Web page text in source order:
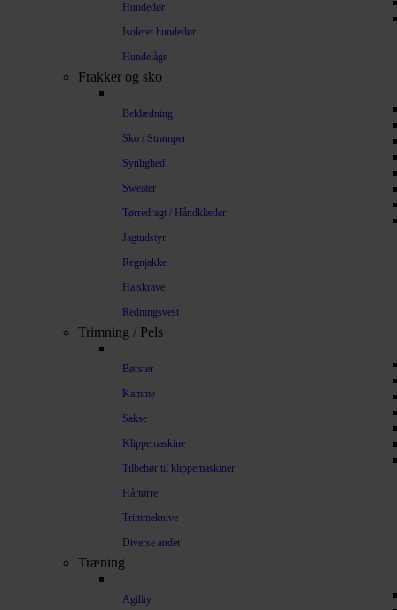
Hundedør
Isoleret hundedør
Hundelåge
Frakker og sko
Beklædning
Sko / Strømper
Synlighed
Sweater
Tørredragt / Håndklæder
Jagtudstyr
Regnjakke
Halskrave
Redningsvest
Trimning / Pels
Børster
Kamme
Sakse
Klippemaskine
Tilbehør til klippemaskiner
Hårtørre
Trimmeknive
Diverse andet
Træning
Agility